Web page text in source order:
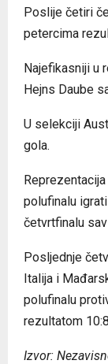
Poslije četiri
petercima
Najefikasniji u
Hejns Daube
U selekciji
gola.
polufinalu
četvrtfinalu
Posljednje
Italija i
polufinalu
rezultatom
Izvor: